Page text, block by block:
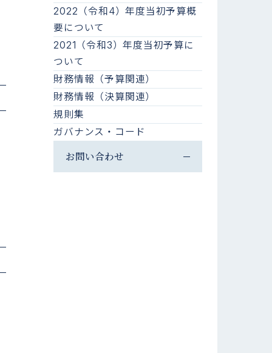
2022（令和4）年度当初予算概
要について
2021（令和3）年度当初予算に
ついて
財務情報（予算関連）
財務情報（決算関連）
規則集
ガバナンス・コード
お問い合わせ